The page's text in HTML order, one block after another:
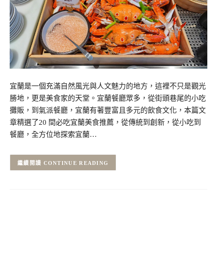
宜蘭是一個充滿自然風光與人文魅力的地方，這裡不只是觀光
勝地，更是美食家的天堂。宜蘭餐廳眾多，從街頭巷尾的小吃
攤販，到氣派餐廳，宜蘭有著豐富且多元的飲食文化，本篇文
章精選了20 間必吃宜蘭美食推薦，從傳統到創新，從小吃到
餐廳，全方位地探索宜蘭…
CONTINUE READING